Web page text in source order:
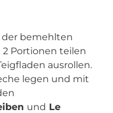
der bemehlten
Portionen teilen
ausrollen.
legen und mit
und Le